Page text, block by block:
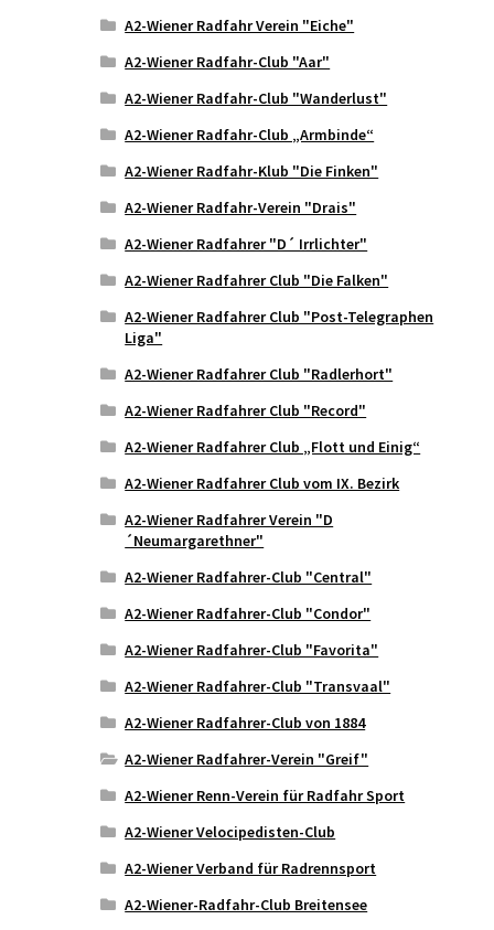
A2-Wiener Radfahr Verein "Eiche"
A2-Wiener Radfahr-Club "Aar"
A2-Wiener Radfahr-Club "Wanderlust"
A2-Wiener Radfahr-Club „Armbinde“
A2-Wiener Radfahr-Klub "Die Finken"
A2-Wiener Radfahr-Verein "Drais"
A2-Wiener Radfahrer "D´ Irrlichter"
A2-Wiener Radfahrer Club "Die Falken"
A2-Wiener Radfahrer Club "Post-Telegraphen
Liga"
A2-Wiener Radfahrer Club "Radlerhort"
A2-Wiener Radfahrer Club "Record"
A2-Wiener Radfahrer Club „Flott und Einig“
A2-Wiener Radfahrer Club vom IX. Bezirk
A2-Wiener Radfahrer Verein "D
´Neumargarethner"
A2-Wiener Radfahrer-Club "Central"
A2-Wiener Radfahrer-Club "Condor"
A2-Wiener Radfahrer-Club "Favorita"
A2-Wiener Radfahrer-Club "Transvaal"
A2-Wiener Radfahrer-Club von 1884
A2-Wiener Radfahrer-Verein "Greif"
A2-Wiener Renn-Verein für Radfahr Sport
A2-Wiener Velocipedisten-Club
A2-Wiener Verband für Radrennsport
A2-Wiener-Radfahr-Club Breitensee